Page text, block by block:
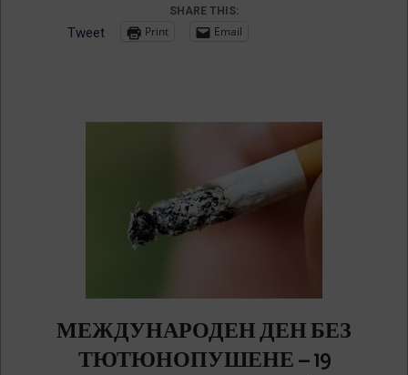
SHARE THIS:
Tweet Print Email
МЕЖДУНАРОДЕН ДЕН БЕЗ
ТЮТЮНОПУШЕНЕ – 19